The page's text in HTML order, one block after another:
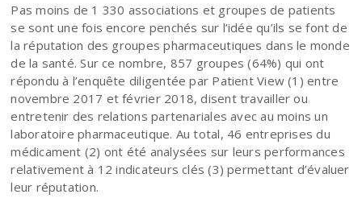
Pas moins de 1 330 associations et groupes de patients
se sont une fois encore penchés sur l’idée qu’ils se font de
la réputation des groupes pharmaceutiques dans le monde
de la santé. Sur ce nombre, 857 groupes (64%) qui ont
répondu à l’enquête diligentée par Patient View (1) entre
novembre 2017 et février 2018, disent travailler ou
entretenir des relations partenariales avec au moins un
laboratoire pharmaceutique. Au total, 46 entreprises du
médicament (2) ont été analysées sur leurs performances
relativement à 12 indicateurs clés (3) permettant d’évaluer
leur réputation.